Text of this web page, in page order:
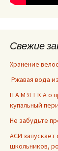
Свежие
Хранение
Ржавая вода
П А М Я Т К А о
купальный
Не забудьте
АСИ запускает
школьников,